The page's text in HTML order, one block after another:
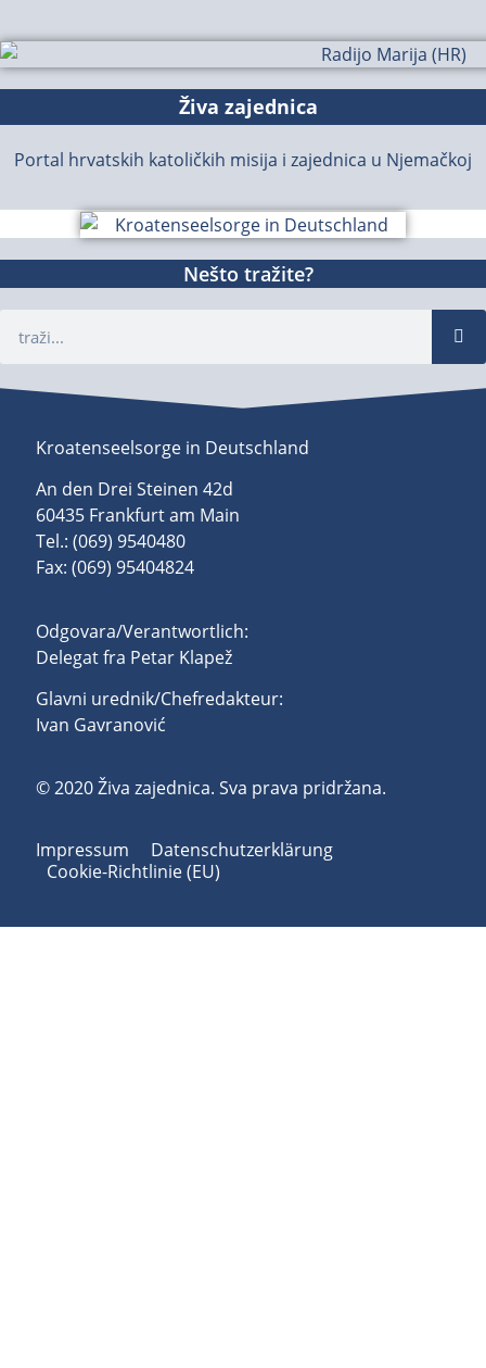
Živa zajednica
Portal hrvatskih katoličkih misija i zajednica u Njemačkoj
Nešto tražite?
Kroatenseelsorge in Deutschland
An den Drei Steinen 42d
60435 Frankfurt am Main
Tel.: (069) 9540480
Fax: (069) 95404824
Odgovara/Verantwortlich:
Delegat fra Petar Klapež
Glavni urednik/Chefredakteur:
Ivan Gavranović
© 2020 Živa zajednica. Sva prava pridržana.
Impressum
Datenschutzerklärung
Cookie-Richtlinie (EU)